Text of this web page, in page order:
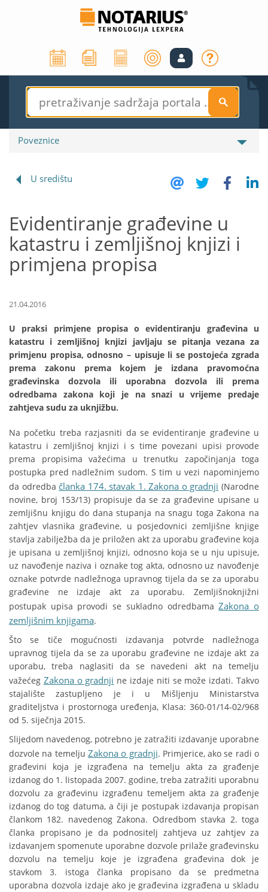
S
Poveznice
U središtu
Evidentiranje građevine u
katastru i zemljišnoj knjizi i
primjena propisa
21.04.2016
U praksi primjene propisa o evidentiranju građevina u
katastru i zemljišnoj knjizi javljaju se pitanja vezana za
primjenu propisa, odnosno – upisuje li se postojeća zgrada
prema zakonu prema kojem je izdana pravomoćna
građevinska dozvola ili uporabna dozvola ili prema
odredbama zakona koji je na snazi u vrijeme predaje
zahtjeva sudu za uknjižbu.
Na početku treba razjasniti da se evidentiranje građevine u
katastru i zemljišnoj knjizi i s time povezani upisi provode
prema propisima važećima u trenutku započinjanja toga
postupka pred nadležnim sudom. S tim u vezi napominjemo
da odredba članka 174. stavak 1. Zakona o gradnji (Narodne
novine, broj 153/13) propisuje da se za građevine upisane u
zemljišnu knjigu do dana stupanja na snagu toga Zakona na
zahtjev vlasnika građevine, u posjedovnici zemljišne knjige
stavlja zabilježba da je priložen akt za uporabu građevine koja
je upisana u zemljišnoj knjizi, odnosno koja se u nju upisuje,
uz navođenje naziva i oznake tog akta, odnosno uz navođenje
oznake potvrde nadležnoga upravnog tijela da se za uporabu
građevine ne izdaje akt za uporabu. Zemljišnoknjižni
postupak upisa provodi se sukladno odredbamaZakona o
zemljišnim knjigama.
Što se tiče mogućnosti izdavanja potvrde nadležnoga
upravnog tijela da se za uporabu građevine ne izdaje akt za
uporabu, treba naglasiti da se navedeni akt na temelju
važećeg Zakona o gradnji ne izdaje niti se može izdati. Takvo
stajalište zastupljeno je i u Mišljenju Ministarstva
graditeljstva i prostornoga uređenja, Klasa: 360-01/14-02/968
od 5. siječnja 2015.
Slijedom navedenog, potrebno je zatražiti izdavanje uporabne
dozvole na temelju Zakona o gradnji. Primjerice, ako se radi o
građevini koja je izgrađena na temelju akta za građenje
izdanog do 1. listopada 2007. godine, treba zatražiti uporabnu
dozvolu za građevinu izgrađenu temeljem akta za građenje
izdanog do tog datuma, a čiji je postupak izdavanja propisan
člankom 182. navedenog Zakona. Odredbom stavka 2. toga
članka propisano je da podnositelj zahtjeva uz zahtjev za
izdavanjem spomenute uporabne dozvole prilaže građevinsku
dozvolu na temelju koje je izgrađena građevina dok je
stavkom 3. istoga članka propisano da se predmetna
uporabna dozvola izdaje ako je građevina izgrađena u skladu